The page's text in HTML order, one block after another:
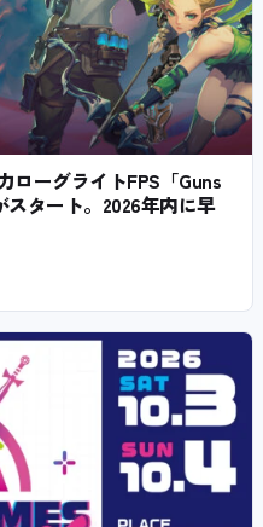
ローグライトFPS「Guns
タート。2026年内に早